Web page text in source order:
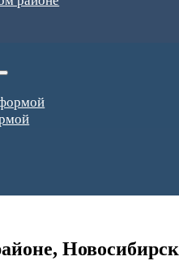
, Новосибирск